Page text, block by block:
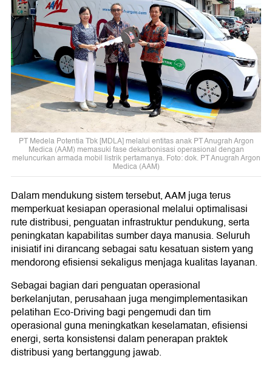
PT Medela Potentia Tbk [MDLA] melalui entitas anak PT Anugrah Argon
Medica (AAM) memasuki fase dekarbonisasi operasional dengan
meluncurkan armada mobil listrik pertamanya. Foto: dok. PT Anugrah Argon
Medica (AAM)
Dalam mendukung sistem tersebut, AAM juga terus
memperkuat kesiapan operasional melalui optimalisasi
rute distribusi, penguatan infrastruktur pendukung, serta
peningkatan kapabilitas sumber daya manusia. Seluruh
inisiatif ini dirancang sebagai satu kesatuan sistem yang
mendorong efisiensi sekaligus menjaga kualitas layanan.
Sebagai bagian dari penguatan operasional
berkelanjutan, perusahaan juga mengimplementasikan
pelatihan Eco-Driving bagi pengemudi dan tim
operasional guna meningkatkan keselamatan, efisiensi
energi, serta konsistensi dalam penerapan praktek
distribusi yang bertanggung jawab.